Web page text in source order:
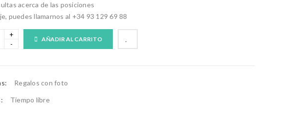
acerca de las posiciones
puedes llamarnos al +34 93 129 69 88
AÑADIR AL CARRITO
Regalos con foto
Tiempo libre